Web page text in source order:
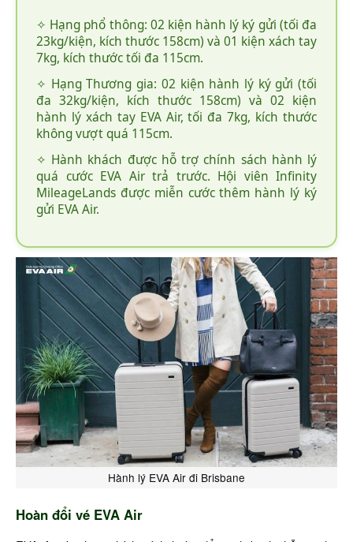
✧ Hạng phổ thông: 02 kiện hành lý ký gửi (tối đa
23kg/kiện, kích thước 158cm) và 01 kiện xách tay
7kg, kích thước tối đa 115cm.
✧ Hạng Thương gia: 02 kiện hành lý ký gửi (tối
đa 32kg/kiện, kích thước 158cm) và 02 kiện
hành lý xách tay EVA Air, tối đa 7kg, kích thước
không vượt quá 115cm.
✧ Hành khách được hỗ trợ chính sách hành lý
quá cước EVA Air trả trước. Hội viên Infinity
MileageLands được miễn cước thêm hành lý ký
gửi EVA Air.
Hành lý EVA Air đi Brisbane
Hoàn đổi vé EVA Air